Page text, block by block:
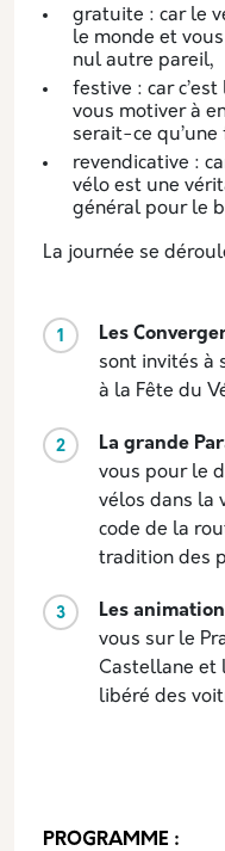
gratuite : car le
le monde et
nul autre pareil,
festive : car
vous motiver à
serait-ce qu’une
revendicative :
vélo est une
général pour le
La journée se
Les
sont invités à
à la Fête du
La grande
vous pour le
vélos dans la
code de la
tradition des
Les
vous sur le
Castellane et
libéré des
PROGRAMME :